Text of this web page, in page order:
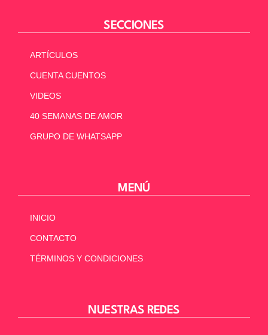
SECCIONES
ARTÍCULOS
CUENTA CUENTOS
VIDEOS
40 SEMANAS DE AMOR
GRUPO DE WHATSAPP
MENÚ
INICIO
CONTACTO
TÉRMINOS Y CONDICIONES
NUESTRAS REDES